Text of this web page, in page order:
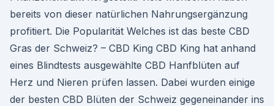
bereits von dieser natürlichen Nahrungsergänzung
profitiert. Die Popularität Welches ist das beste CBD
Gras der Schweiz? – CBD King CBD King hat anhand
eines Blindtests ausgewählte CBD Hanfblüten auf
Herz und Nieren prüfen lassen. Dabei wurden einige
der besten CBD Blüten der Schweiz gegeneinander ins